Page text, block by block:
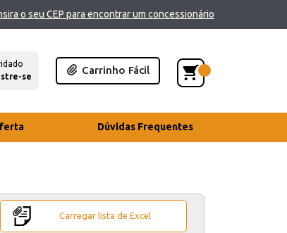
o seu CEP para encontrar um concessionário
se
Carrinho Fácil
Dúvidas Frequentes
Carregar lista de Excel